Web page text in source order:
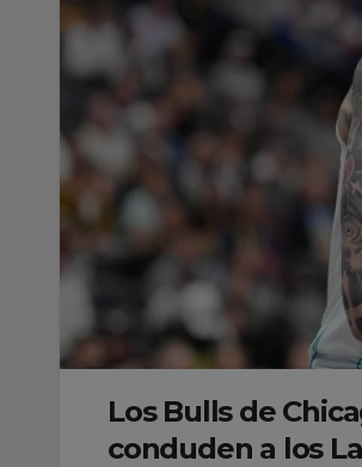
Los Bulls de
conduden a los